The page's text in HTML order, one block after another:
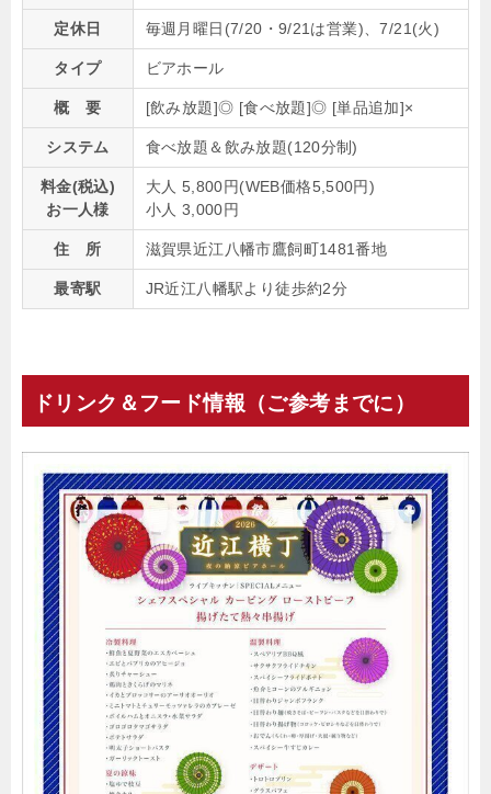
定休日 毎週月曜日(7/20・9/21は営業)、7/21(火)
タイプ ビアホール
概 要 [飲み放題]◎ [食べ放題]◎ [単品追加]×
システム 食べ放題＆飲み放題(120分制)
料金(税込)
お一人様
大人 5,800円(WEB価格5,500円)
小人 3,000円
住 所 滋賀県近江八幡市鷹飼町1481番地
最寄駅 JR近江八幡駅より徒歩約2分
ドリンク＆フード情報（ご参考までに）